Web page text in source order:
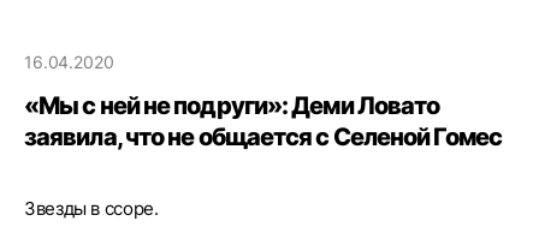
16.04.2020
«Мы с ней не подруги»: Деми Ловато
заявила, что не общается с Селеной Гомес
Звезды в ссоре.